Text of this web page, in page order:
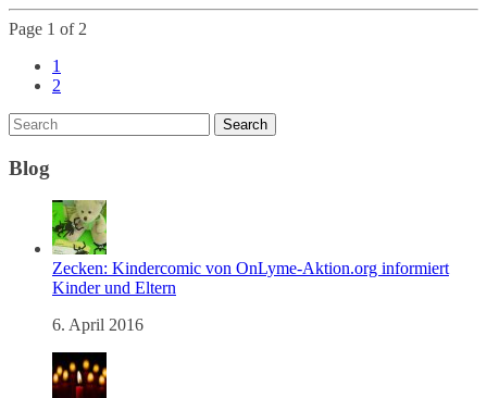
Page 1 of 2
1
2
Blog
Zecken: Kindercomic von OnLyme-Aktion.org informiert
Kinder und Eltern
6. April 2016